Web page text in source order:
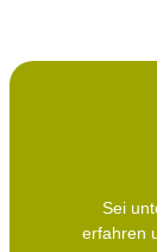
Sei
erfahren